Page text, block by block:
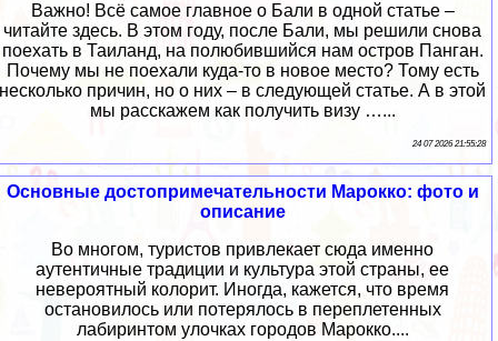
Важно! Всё самое главное о Бали в одной статье –
читайте здесь. В этом году, после Бали, мы решили снова
поехать в Таиланд, на полюбившийся нам остров Панган.
Почему мы не поехали куда-то в новое место? Тому есть
несколько причин, но о них – в следующей статье. А в этой
мы расскажем как получить визу …...
24 07 2026 21:55:28
Основные достопримечательности Марокко: фото и
описание
Во многом, туристов привлекает сюда именно
аутентичные традиции и культура этой страны, ее
невероятный колорит. Иногда, кажется, что время
остановилось или потерялось в переплетенных
лабиринтом улочках городов Марокко....